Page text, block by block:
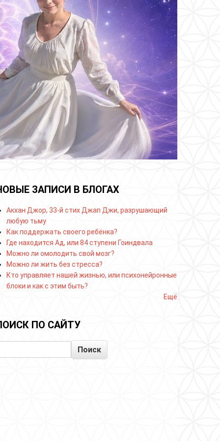
ЗАПИСИ В БЛОГАХ
Акхан Джор, 33-й стих Джап Джи, разрушающий
любую тьму
Как поддержать своего ребёнка?
Где находится Ад, или 84 ступени Гоиндвала
Можно ли омолодить свой мозг?
Можно ли жить без стресса?
Кто управляет нашей жизнью, или психонейронные
блоки и как с этим быть?
Ещё
ПО САЙТУ